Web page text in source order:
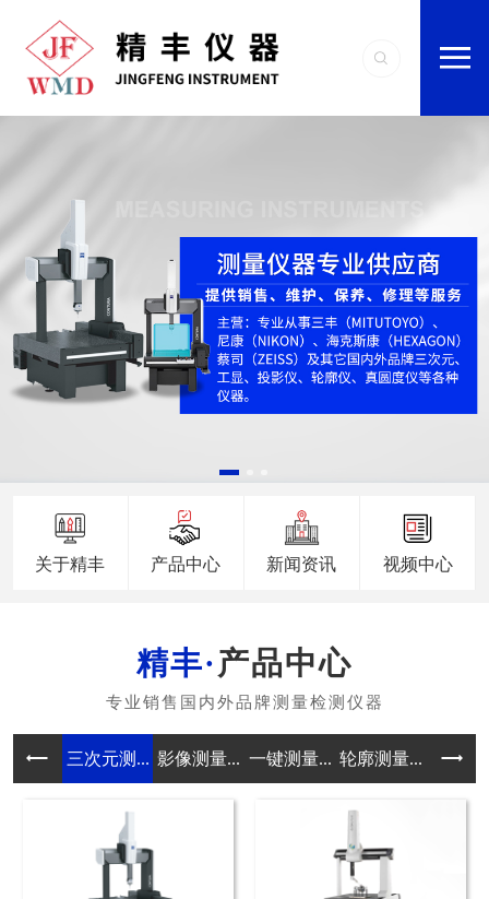
关于精丰 产品中心 新闻资讯 视频中心
产品中心
三次元测... 影像测量... 一键测量... 轮廓测量... 真圆